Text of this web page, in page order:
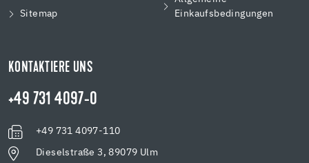
Sitemap
Einkaufsbedingungen
KONTAKTIERE UNS
+49 731 4097-0
+49 731 4097-110
Dieselstraße 3, 89079 Ulm